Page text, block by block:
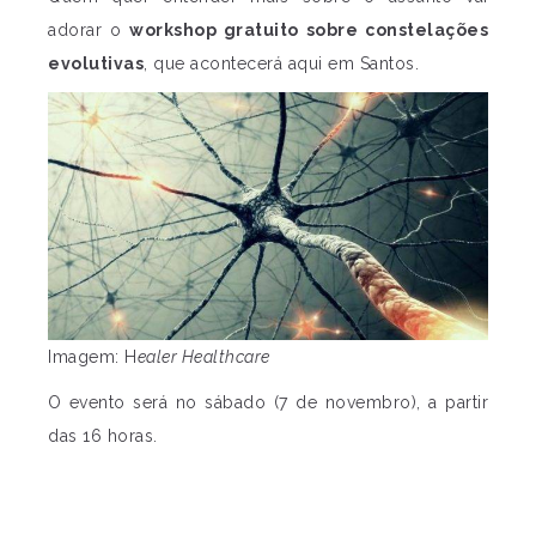
adorar oworkshop gratuito sobre constelações
evolutivas , que acontecerá aqui em Santos.
Imagem: Healer Healthcare
O evento será no sábado (7 de novembro), a partir
das 16 horas.